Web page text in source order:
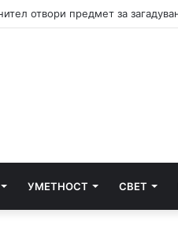
држава без иднина
УМЕТНОСТ СВЕТ